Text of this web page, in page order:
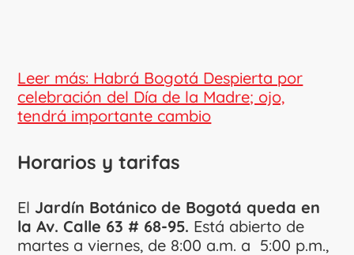
Leer más: Habrá Bogotá Despierta por
celebración del Día de la Madre; ojo,
tendrá importante cambio
Horarios y tarifas
El Jardín Botánico de Bogotá queda en
la Av. Calle 63 # 68-95. Está abierto de
martes a viernes, de 8:00 a.m. a 5:00 p.m.,